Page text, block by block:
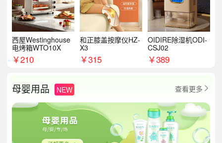
西屋Westinghouse
电烤箱WTO10X
￥210
和正膝盖按摩仪HZ-
X3
￥315
OIDIRE除湿机ODI-
CSJ02
￥389
母婴用品 NEW 查看更多 